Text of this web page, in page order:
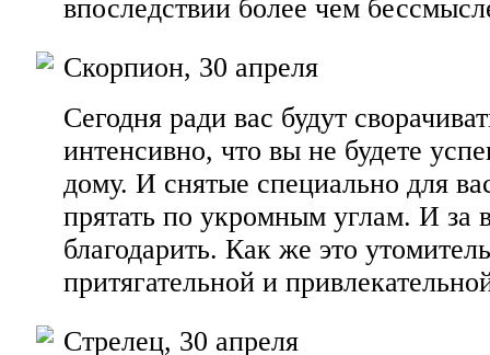
впоследствии более чем
Скорпион, 30 апреля
Сегодня ради вас будут
интенсивно, что вы не будете
дому. И снятые специально для
прятать по укромным углам. И за
благодарить. Как же это
притягательной и
Стрелец, 30 апреля